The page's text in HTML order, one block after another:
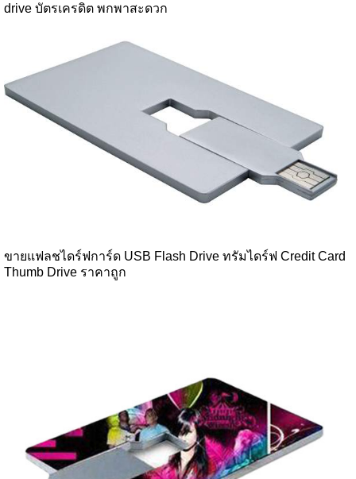
drive บัตรเครดิต พกพาสะดวก
ขายแฟลชไดร์ฟการ์ด USB Flash Drive ทรัมไดร์ฟ Credit Card
Thumb Drive ราคาถูก